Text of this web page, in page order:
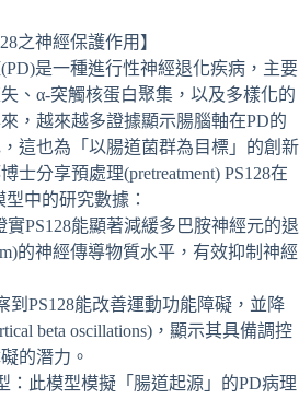
之神經保護作用】
是一種進行性神經退化疾病，主要
、α-突觸核蛋白聚集，以及多樣化的
，越來越多證據顯示腸腦軸在PD的
這也為「以腸道菌群為目標」的創新
士分享預處理(pretreatment) PS128在
中的研究數據：
實PS128能顯著減緩多巴胺神經元的退
的神經傳導物質水平，有效抑制神經
到PS128能改善運動功能障礙，並降
beta oscillations)，顯示其具備調控
的潛力。
：此模型模擬「腸道起源」的PD病理